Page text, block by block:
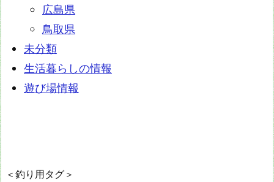
広島県
鳥取県
未分類
生活暮らしの情報
遊び場情報
＜釣り用タグ＞